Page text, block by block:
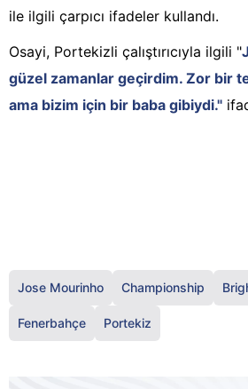
ile ilgili çarpıcı ifadeler kullandı.
Osayi, Portekizli çalıştırıcıyla ilgili "
güzel zamanlar geçirdim. Zor bir
ama bizim için bir baba gibiydi."
Jose Mourinho Championship
Fenerbahçe Portekiz